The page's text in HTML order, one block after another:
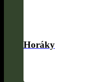
Horáky